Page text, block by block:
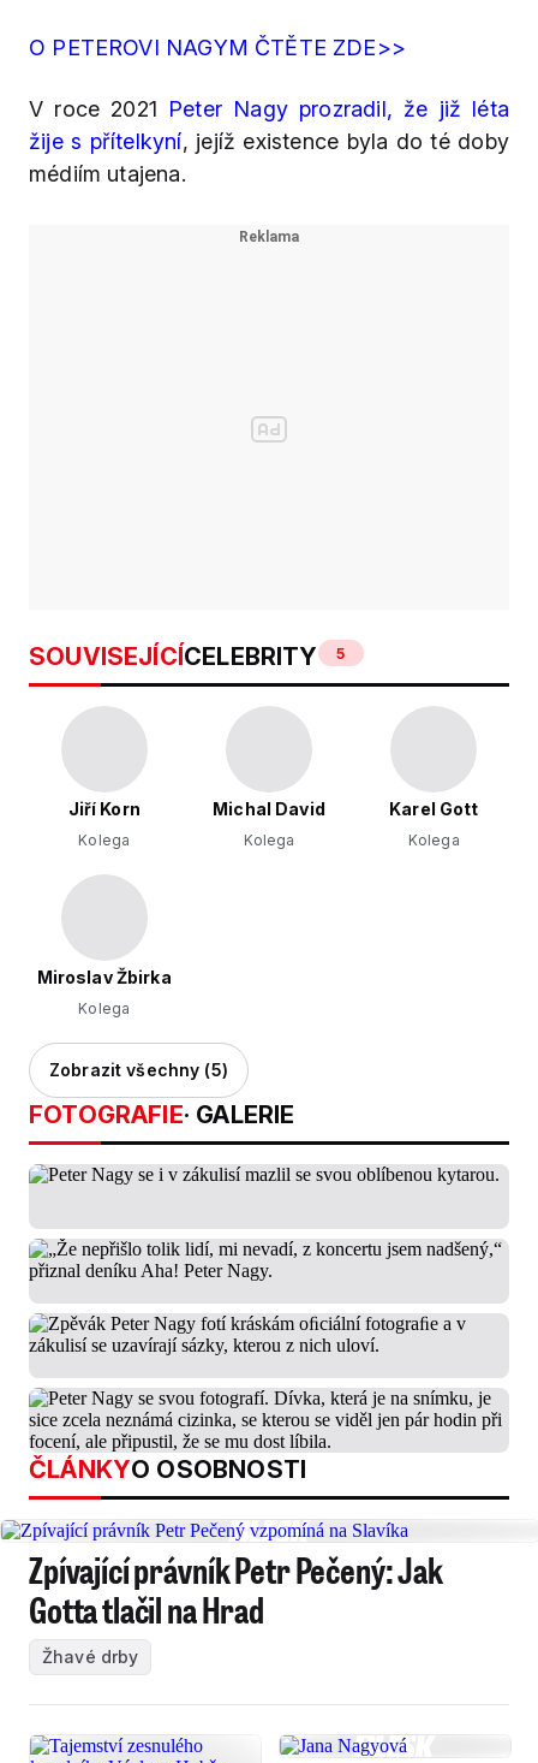
O PETEROVI NAGYM ČTĚTE ZDE>>
V roce 2021 Peter Nagy prozradil, že již léta
žije s přítelkyní, jejíž existence byla do té doby
médiím utajena.
SOUVISEJÍCÍCELEBRITY 5
Jiří Korn
Kolega
Michal David
Kolega
Karel Gott
Kolega
Miroslav Žbirka
Kolega
Zobrazit všechny (5)
FOTOGRAFIE· GALERIE
ČLÁNKYO OSOBNOSTI
Zpívající právník Petr Pečený: Jak
Gotta tlačil na Hrad
Žhavé drby